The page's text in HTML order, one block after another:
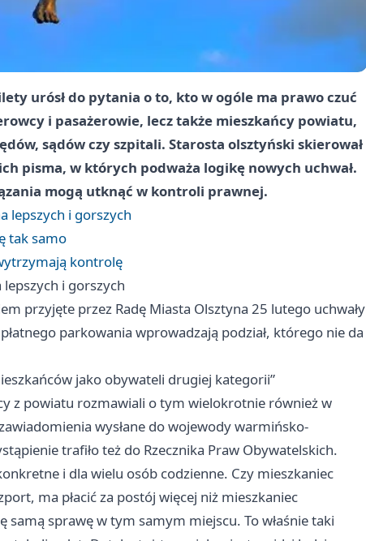
urósł do pytania o to, kto w ogóle ma prawo czuć
i pasażerowie, lecz także mieszkańcy powiatu,
sądów czy szpitali. Starosta olsztyński skierował
pisma, w których podważa logikę nowych uchwał.
mogą utknąć w kontroli prawnej.
lepszych i gorszych
tak samo
kontrolę
i gorszych
przyjęte przez Radę Miasta Olsztyna 25 lutego uchwały
parkowania wprowadzają podział, którego nie da
jako obywateli drugiej kategorii”
z powiatu rozmawiali o tym wielokrotnie również w
wysłane do wojewody warmińsko-
trafiło też do Rzecznika Praw Obywatelskich.
i dla wielu osób codzienne. Czy mieszkaniec
ma płacić za postój więcej niż mieszkaniec
samą sprawę w tym samym miejscu. To właśnie taki